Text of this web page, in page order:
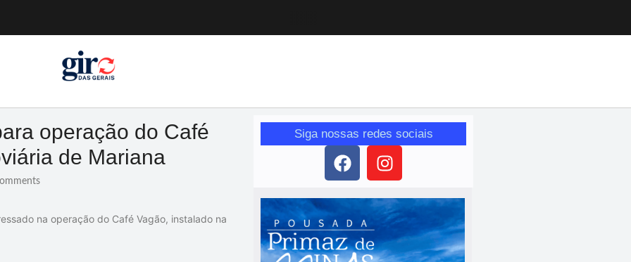
feminino
operação do Café
de Mariana
na operação do Café Vagão, instalado na
Siga nossas redes sociais